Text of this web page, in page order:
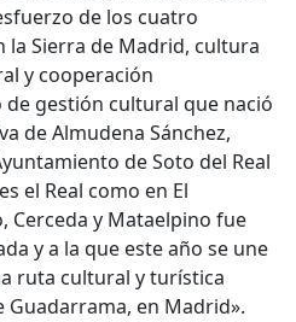
de los cuatro
la Sierra de Madrid, cultura
y cooperación
gestión cultural que nació
de Almudena Sánchez,
de Soto del Real
el Real como en El
Cerceda y Mataelpino fue
y a la que este año se une
ruta cultural y turística
Guadarrama, en Madrid».